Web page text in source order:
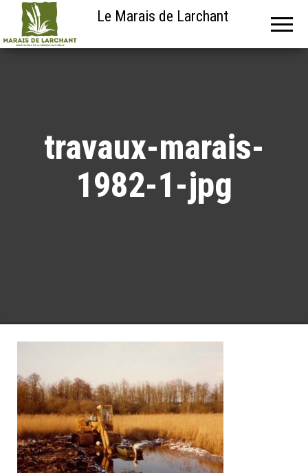
Le Marais de Larchant
travaux-marais-
1982-1-jpg